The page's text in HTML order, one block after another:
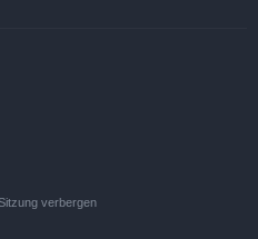
verbergen